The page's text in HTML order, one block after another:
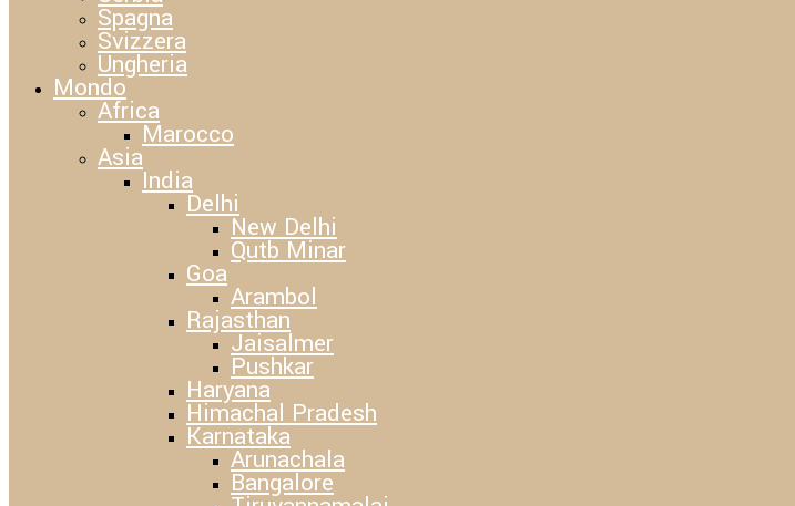
Spagna
Svizzera
Ungheria
Mondo
Africa
Marocco
Asia
India
Delhi
New Delhi
Qutb Minar
Goa
Arambol
Rajasthan
Jaisalmer
Pushkar
Haryana
Himachal Pradesh
Karnataka
Arunachala
Bangalore